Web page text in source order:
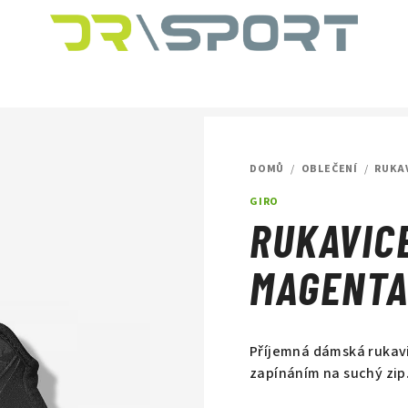
DOMŮ / OBLEČENÍ /
GIRO
MAGENTA
Příjemná dámská
zapínáním na suchý zip.